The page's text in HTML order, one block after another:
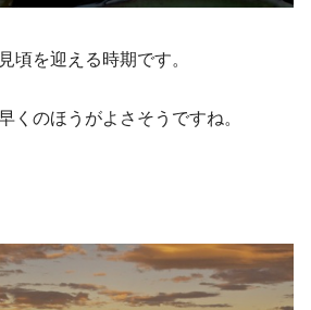
頃を迎える時期です。
くのほうがよさそうですね。